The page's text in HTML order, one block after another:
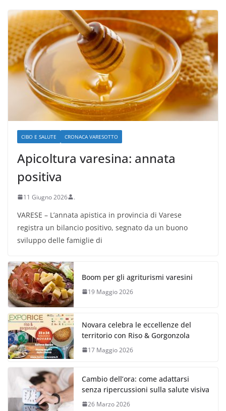
CIBO E SALUTE CRONACA VARESOTTO
Apicoltura varesina: annata
positiva
11 Giugno 2026 .
VARESE – L’annata apistica in provincia di Varese
registra un bilancio positivo, segnato da un buono
sviluppo delle famiglie di
Boom per gli agriturismi varesini
19 Maggio 2026
Novara celebra le eccellenze del
territorio con Riso & Gorgonzola
17 Maggio 2026
Cambio dell’ora: come adattarsi
senza ripercussioni sulla salute visiva
26 Marzo 2026